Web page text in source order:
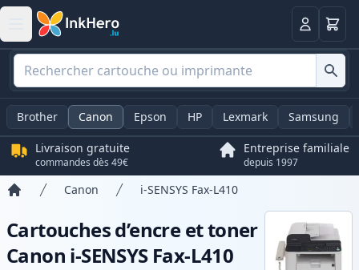
Panier
Brother Canon Epson HP Lexmark Samsung
Livraison gratuite
commandes dès 49€
Entreprise familiale
depuis 1997
Canon i-SENSYS Fax-L410
Cartouches d’encre et toner
Canon i-SENSYS Fax-L410